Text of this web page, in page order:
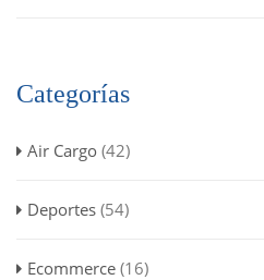
Categorías
Air Cargo (42)
Deportes (54)
Ecommerce (16)